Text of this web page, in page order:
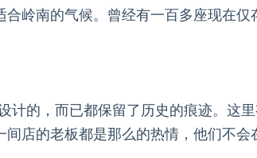
岭南的气候。曾经有一百多座现在
的，而已都保留了历史的痕迹。这
店的老板都是那么的热情，他们不